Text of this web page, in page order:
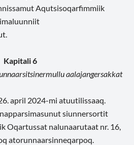
Aqutsisoqarfimmiik
Kapitali 6
aalajangersakkat
april 2024-mi atuutilissaaq.
siunnersortit
Oqartussat nalunaarutaat nr. 16,
atorunnaarsinneqarpoq.